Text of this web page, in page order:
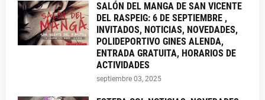
SALÓN DEL MANGA DE SAN VICENTE
DEL RASPEIG: 6 DE SEPTIEMBRE ,
INVITADOS, NOTICIAS, NOVEDADES,
POLIDEPORTIVO GINES ALENDA,
ENTRADA GRATUITA, HORARIOS DE
ACTIVIDADES
septiembre 03, 2025